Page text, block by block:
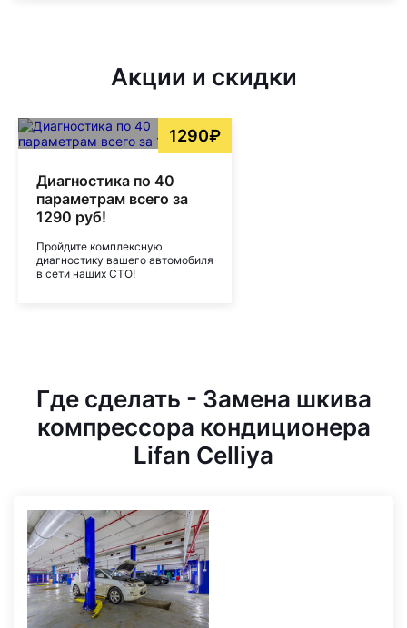
Акции и скидки
1290₽
Диагностика по 40
параметрам всего за
1290 руб!
Пройдите комплексную
диагностику вашего автомобиля
в сети наших СТО!
Где сделать - Замена шкива
компрессора кондиционера
Lifan Celliya